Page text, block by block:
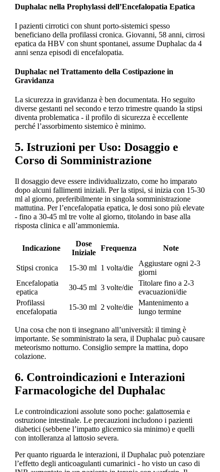
Duphalac nella Prophylassi dell’Encefalopatia Epatica
I pazienti cirrotici con shunt porto-sistemici spesso
beneficiano della profilassi cronica. Giovanni, 58 anni, cirrosi
epatica da HBV con shunt spontanei, assume Duphalac da 4
anni senza episodi di encefalopatia.
Duphalac nel Trattamento della Costipazione in
Gravidanza
La sicurezza in gravidanza è ben documentata. Ho seguito
diverse gestanti nel secondo e terzo trimestre quando la stipsi
diventa problematica - il profilo di sicurezza è eccellente
perché l’assorbimento sistemico è minimo.
5. Istruzioni per Uso: Dosaggio e
Corso di Somministrazione
Il dosaggio deve essere individualizzato, come ho imparato
dopo alcuni fallimenti iniziali. Per la stipsi, si inizia con 15-30
ml al giorno, preferibilmente in singola somministrazione
mattutina. Per l’encefalopatia epatica, le dosi sono più elevate
- fino a 30-45 ml tre volte al giorno, titolando in base alla
risposta clinica e all’ammoniemia.
Indicazione
Dose
Iniziale
Frequenza Note
Stipsi cronica 15-30 ml 1 volta/die
Aggiustare ogni 2-3
giorni
Encefalopatia
epatica
30-45 ml 3 volte/die
Titolare fino a 2-3
evacuazioni/die
Profilassi
encefalopatia
15-30 ml 2 volte/die
Mantenimento a
lungo termine
Una cosa che non ti insegnano all’università: il timing è
importante. Se somministrato la sera, il Duphalac può causare
meteorismo notturno. Consiglio sempre la mattina, dopo
colazione.
6. Controindicazioni e Interazioni
Farmacologiche del Duphalac
Le controindicazioni assolute sono poche: galattosemia e
ostruzione intestinale. Le precauzioni includono i pazienti
diabetici (sebbene l’impatto glicemico sia minimo) e quelli
con intolleranza al lattosio severa.
Per quanto riguarda le interazioni, il Duphalac può potenziare
l’effetto degli anticoagulanti cumarinici - ho visto un caso di